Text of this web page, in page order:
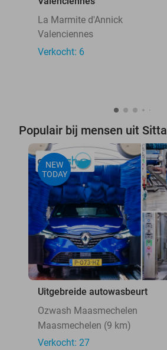
La Marmite d'Annick
Valenciennes
Verkocht: 6
Populair bij mensen uit
NEW
TODAY
Uitgebreide autowasbeurt
Ozwash Maasmechelen
Maasmechelen (9 km)
Verkocht: 27